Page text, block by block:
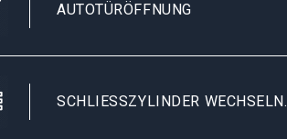
AUTOTÜRÖFFNUNG
SCHLIESSZYLINDER WECHSELN.